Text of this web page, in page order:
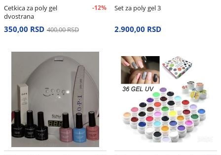
Cetkica za poly gel
dvostrana
-12%
350,00 RSD 400,00 RSD
Set za poly gel 3
2.900,00 RSD